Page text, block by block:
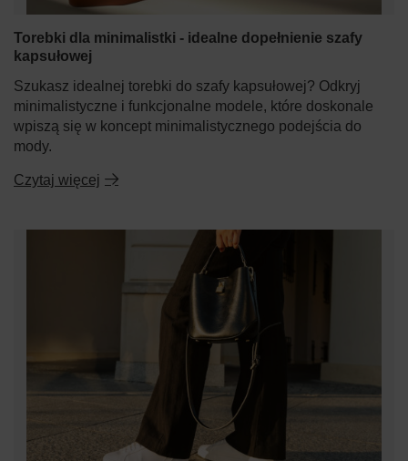
Torebki dla minimalistki - idealne dopełnienie szafy
kapsułowej
Szukasz idealnej torebki do szafy kapsułowej? Odkryj
minimalistyczne i funkcjonalne modele, które doskonale
wpiszą się w koncept minimalistycznego podejścia do
mody.
Czytaj więcej